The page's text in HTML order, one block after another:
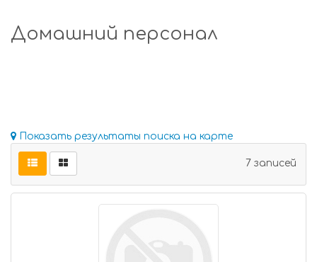
Домашний персонал
Показать результаты поиска на карте
7 записей